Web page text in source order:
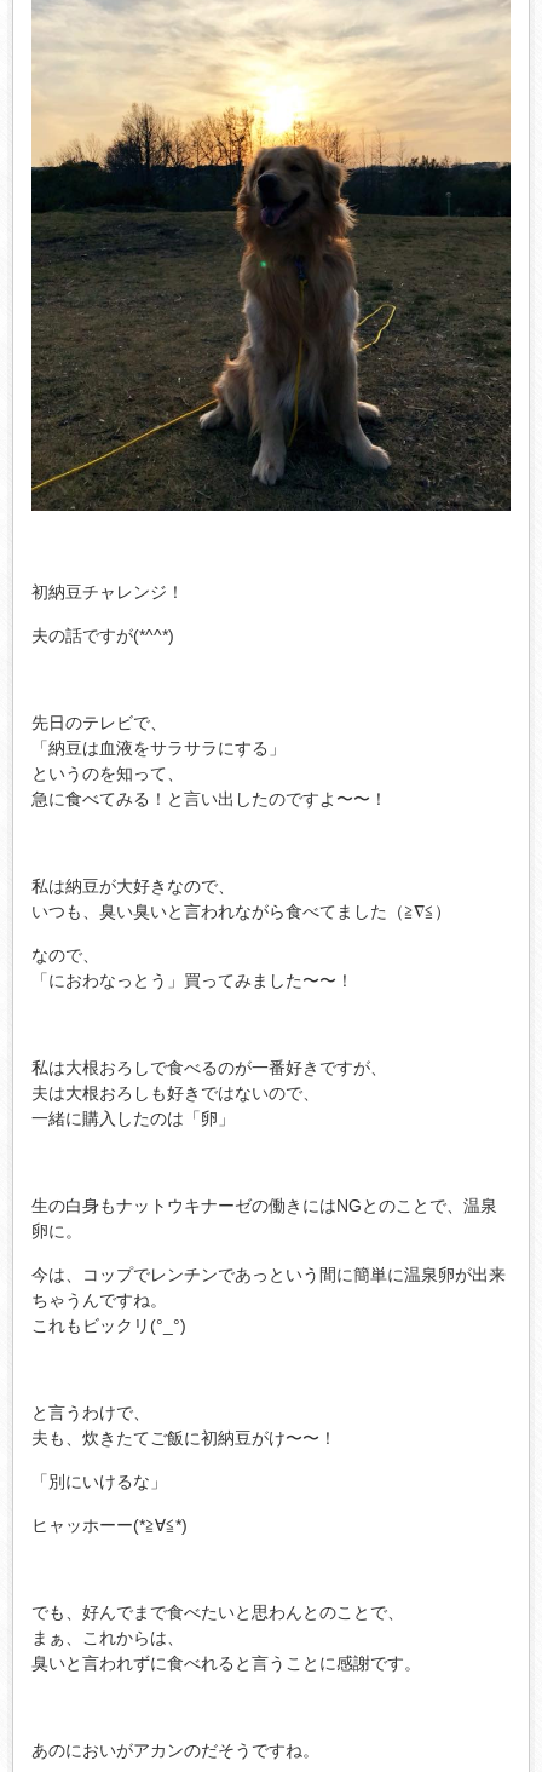
初納豆チャレンジ！
夫の話ですが(*^^*)
先日のテレビで、
「納豆は血液をサラサラにする」
というのを知って、
急に食べてみる！と言い出したのですよ〜〜！
私は納豆が大好きなので、
いつも、臭い臭いと言われながら食べてました（≧∇≦）
なので、
「におわなっとう」買ってみました〜〜！
私は大根おろしで食べるのが一番好きですが、
夫は大根おろしも好きではないので、
一緒に購入したのは「卵」
生の白身もナットウキナーゼの働きにはNGとのことで、温泉
卵に。
今は、コップでレンチンであっという間に簡単に温泉卵が出来
ちゃうんですね。
これもビックリ(°_°)
と言うわけで、
夫も、炊きたてご飯に初納豆がけ〜〜！
「別にいけるな」
ヒャッホーー(*≧∀≦*)
でも、好んでまで食べたいと思わんとのことで、
まぁ、これからは、
臭いと言われずに食べれると言うことに感謝です。
あのにおいがアカンのだそうですね。